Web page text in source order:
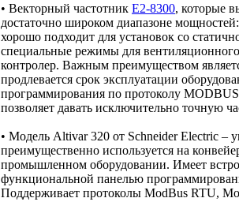
• Векторный частотник E2-8300, которые
достаточно широком диапазоне
хорошо подходит для установок со
специальные режимы для
контролер. Важным преимуществом
продлевается срок эксплуатации
программирования по протоколу
позволяет давать исключительно точную
• Модель Altivar 320 от Schneider Electric –
преимущественно используется на
промышленном оборудовании. Имеет
функциональной панелью
Поддерживает протоколы ModBus RTU,